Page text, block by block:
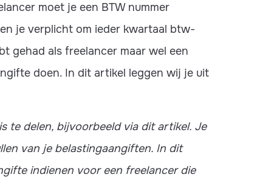
moet je een BTW nummer
je verplicht om ieder kwartaal btw-
gehad als freelancer maar wel een
doen. In dit artikel leggen wij je uit
te delen, bijvoorbeeld via dit artikel. Je
van je belastingaangiften. In dit
indienen voor een freelancer die